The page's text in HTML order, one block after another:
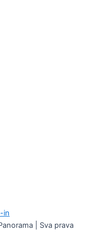
in
| Sva prava